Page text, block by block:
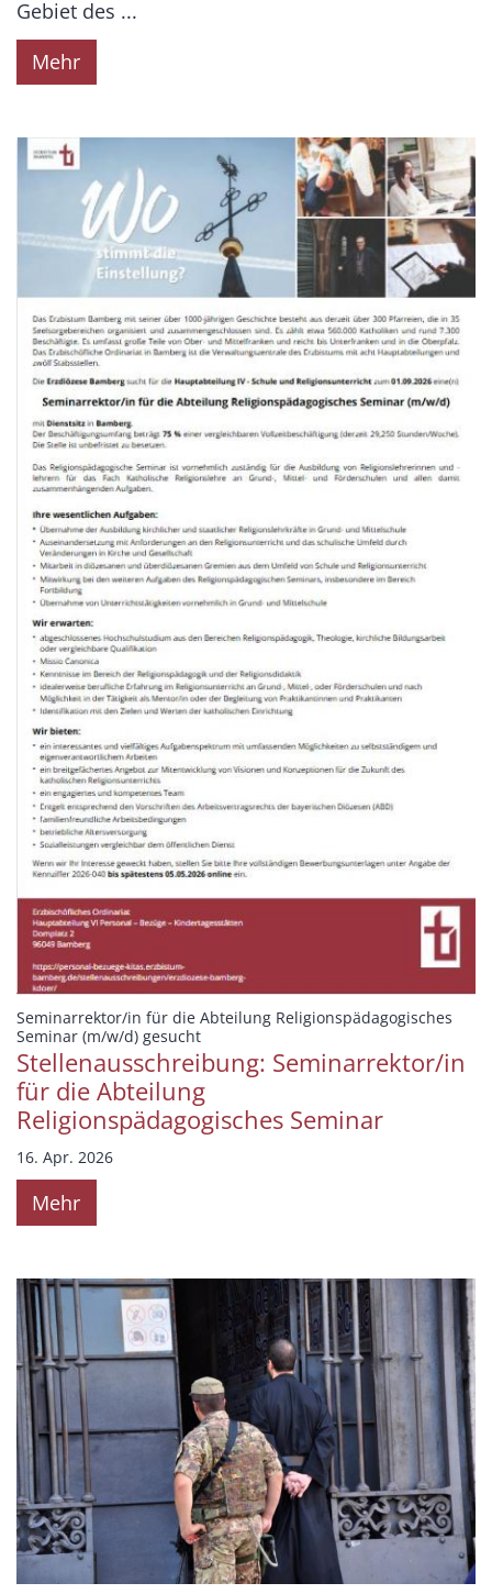
Gebiet des ...
Mehr
Seminarrektor/in für die Abteilung Religionspädagogisches
Seminar (m/w/d) gesucht:
Stellenausschreibung: Seminarrektor/in
für die Abteilung
Religionspädagogisches Seminar
16. Apr. 2026
Mehr